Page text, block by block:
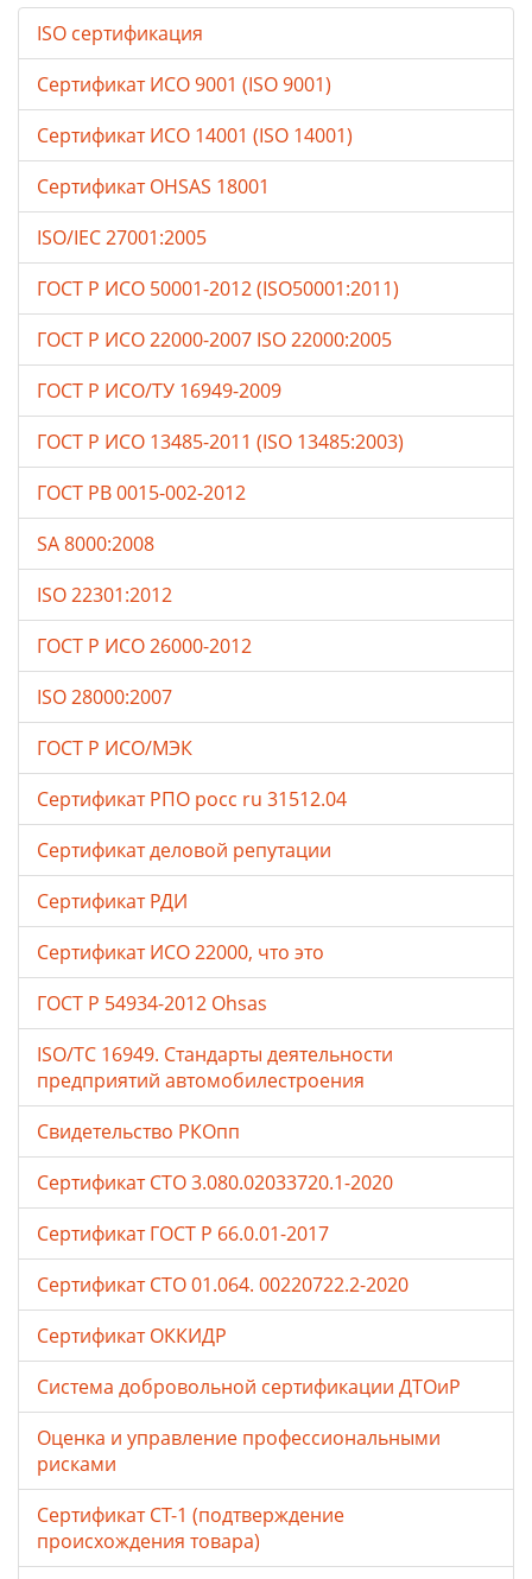
ISO сертификация
Сертификат ИСО 9001 (ISO 9001)
Сертификат ИСО 14001 (ISO 14001)
Сертификат OHSAS 18001
ISO/IEC 27001:2005
ГОСТ Р ИСО 50001-2012 (ISO50001:2011)
ГОСТ Р ИСО 22000-2007 ISO 22000:2005
ГОСТ Р ИСО/ТУ 16949-2009
ГОСТ Р ИСО 13485-2011 (ISO 13485:2003)
ГОСТ РВ 0015-002-2012
SA 8000:2008
ISO 22301:2012
ГОСТ Р ИСО 26000-2012
ISO 28000:2007
ГОСТ Р ИСО/МЭК
Сертификат РПО росс ru 31512.04
Сертификат деловой репутации
Сертификат РДИ
Сертификат ИСО 22000, что это
ГОСТ Р 54934-2012 Ohsas
ISO/TC 16949. Стандарты деятельности
предприятий автомобилестроения
Свидетельство РКОпп
Сертификат СТО 3.080.02033720.1-2020
Сертификат ГОСТ Р 66.0.01-2017
Сертификат СТО 01.064. 00220722.2-2020
Сертификат ОККИДР
Система добровольной сертификации ДТОиР
Оценка и управление профессиональными
рисками
Сертификат СТ-1 (подтверждение
происхождения товара)